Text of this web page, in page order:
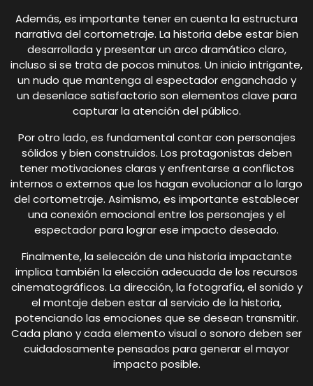
Además, es importante tener en cuenta la estructura
narrativa del cortometraje. La historia debe estar bien
desarrollada y presentar un arco dramático claro,
incluso si se trata de pocos minutos. Un inicio intrigante,
un nudo que mantenga al espectador enganchado y
un desenlace satisfactorio son elementos clave para
capturar la atención del público.
Por otro lado, es fundamental contar con personajes
sólidos y bien construidos. Los protagonistas deben
tener motivaciones claras y enfrentarse a conflictos
internos o externos que los hagan evolucionar a lo largo
del cortometraje. Asimismo, es importante establecer
una conexión emocional entre los personajes y el
espectador para lograr ese impacto deseado.
Finalmente, la selección de una historia impactante
implica también la elección adecuada de los recursos
cinematográficos. La dirección, la fotografía, el sonido y
el montaje deben estar al servicio de la historia,
potenciando las emociones que se desean transmitir.
Cada plano y cada elemento visual o sonoro deben ser
cuidadosamente pensados para generar el mayor
impacto posible.